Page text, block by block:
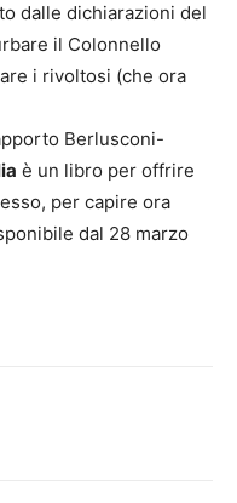
dalle dichiarazioni del
il Colonnello
i rivoltosi (che ora
Berlusconi-
è un libro per offrire
per capire ora
dal 28 marzo